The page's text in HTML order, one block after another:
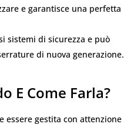
e garantisce una perfetta
sistemi di sicurezza e può
di nuova generazione.
E Come Farla?
essere gestita con attenzione